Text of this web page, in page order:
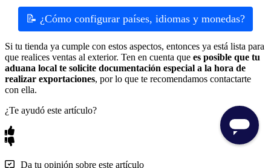
📝 ¿Cómo configurar países, idiomas y monedas?
Si tu tienda ya cumple con estos aspectos, entonces ya está lista para
que realices ventas al exterior. Ten en cuenta que es posible que tu
aduana local te solicite documentación especial a la hora de
realizar exportaciones, por lo que te recomendamos contactarte
con ella.
¿Te ayudó este artículo?
Da tu opinión sobre este artículo